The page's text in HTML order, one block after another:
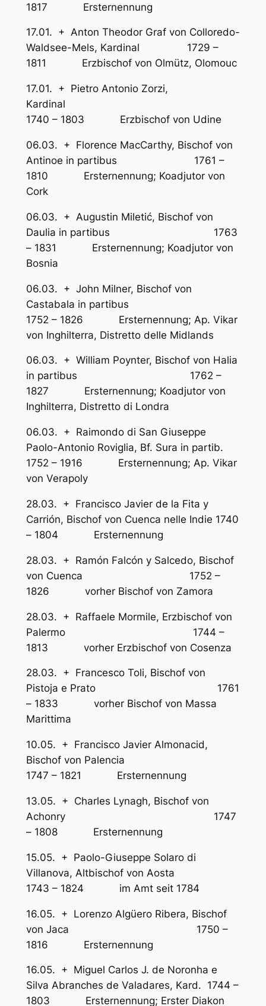
1817 Ersternennung
17.01. + Anton Theodor Graf von Colloredo-
Waldsee-Mels, Kardinal 1729 –
1811 Erzbischof von Olmütz, Olomouc
17.01. + Pietro Antonio Zorzi,
Kardinal
1740 – 1803 Erzbischof von Udine
06.03. + Florence MacCarthy, Bischof von
Antinoe in partibus 1761 –
1810 Ersternennung; Koadjutor von
Cork
06.03. + Augustin Miletić, Bischof von
Daulia in partibus 1763
– 1831 Ersternennung; Koadjutor von
Bosnia
06.03. + John Milner, Bischof von
Castabala in partibus
1752 – 1826 Ersternennung; Ap. Vikar
von Inghilterra, Distretto delle Midlands
06.03. + William Poynter, Bischof von Halia
in partibus 1762 –
1827 Ersternennung; Koadjutor von
Inghilterra, Distretto di Londra
06.03. + Raimondo di San Giuseppe
Paolo-Antonio Roviglia, Bf. Sura in partib.
1752 – 1916 Ersternennung; Ap. Vikar
von Verapoly
28.03. + Francisco Javier de la Fita y
Carrión, Bischof von Cuenca nelle Indie 1740
– 1804 Ersternennung
28.03. + Ramón Falcón y Salcedo, Bischof
von Cuenca 1752 –
1826 vorher Bischof von Zamora
28.03. + Raffaele Mormile, Erzbischof von
Palermo 1744 –
1813 vorher Erzbischof von Cosenza
28.03. + Francesco Toli, Bischof von
Pistoja e Prato 1761
– 1833 vorher Bischof von Massa
Marittima
10.05. + Francisco Javier Almonacid,
Bischof von Palencia
1747 – 1821 Ersternennung
13.05. + Charles Lynagh, Bischof von
Achonry 1747
– 1808 Ersternennung
15.05. + Paolo-Giuseppe Solaro di
Villanova, Altbischof von Aosta
1743 – 1824 im Amt seit 1784
16.05. + Lorenzo Algüero Ribera, Bischof
von Jaca 1750 –
1816 Ersternennung
16.05. + Miguel Carlos J. de Noronha e
Silva Abranches de Valadares, Kard. 1744 –
1803 Ersternennung; Erster Diakon